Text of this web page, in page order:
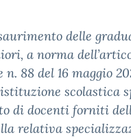
delle
a norma
88 del 16 maggio
di docenti forniti
relativa